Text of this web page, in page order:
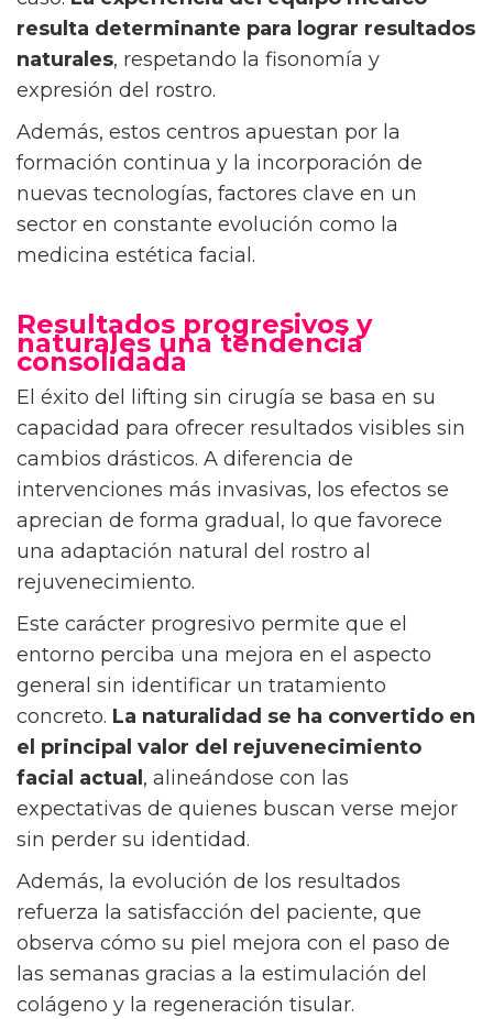
resulta determinante para lograr resultados
naturales, respetando la fisonomía y
expresión del rostro.
Además, estos centros apuestan por la
formación continua y la incorporación de
nuevas tecnologías, factores clave en un
sector en constante evolución como la
medicina estética facial.
Resultados progresivos y
naturales una tendencia
consolidada
El éxito del lifting sin cirugía se basa en su
capacidad para ofrecer resultados visibles sin
cambios drásticos. A diferencia de
intervenciones más invasivas, los efectos se
aprecian de forma gradual, lo que favorece
una adaptación natural del rostro al
rejuvenecimiento.
Este carácter progresivo permite que el
entorno perciba una mejora en el aspecto
general sin identificar un tratamiento
concreto. La naturalidad se ha convertido en
el principal valor del rejuvenecimiento
facial actual , alineándose con las
expectativas de quienes buscan verse mejor
sin perder su identidad.
Además, la evolución de los resultados
refuerza la satisfacción del paciente, que
observa cómo su piel mejora con el paso de
las semanas gracias a la estimulación del
colágeno y la regeneración tisular.